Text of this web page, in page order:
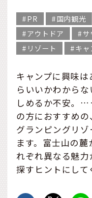
PR 国内観光
アウトドア
サ
リゾート
キャ
キャンプに興味
らいいかわから
しめるか不安。
の方におすすめ
グランピングリ
ます。富士山の
れぞれ異なる魅
探すヒントにして